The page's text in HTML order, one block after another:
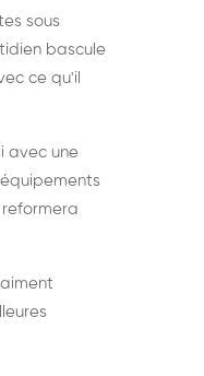
partout
sous
bascule
ce qu'il
avec une